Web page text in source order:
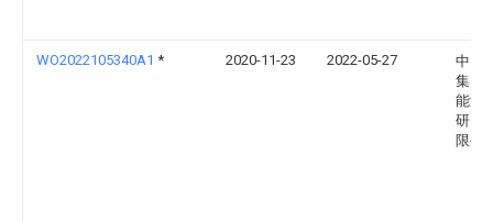
WO2022105340A1 * 2020-11-23 2022-05-27
中国
集团
能源
研究
限公